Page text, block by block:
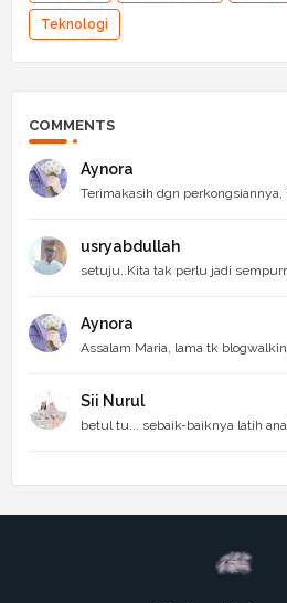
Teknologi
COMMENTS
Aynora
Terimakasih dgn perkongsiannya,
usryabdullah
setuju..Kita tak perlu jadi
Aynora
Assalam Maria, lama tk
Sii Nurul
betul tu... sebaik-baiknya latih